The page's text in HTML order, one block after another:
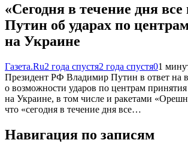
«Сегодня в течение дня
Путин об ударах по
на Украине
Газета.Ru2 года спустя2 года спустя01
Президент РФ Владимир Путин в ответ на
о возможности ударов по центрам
на Украине, в том числе и ракетами
что «сегодня в течение дня все…
Навигация по записям